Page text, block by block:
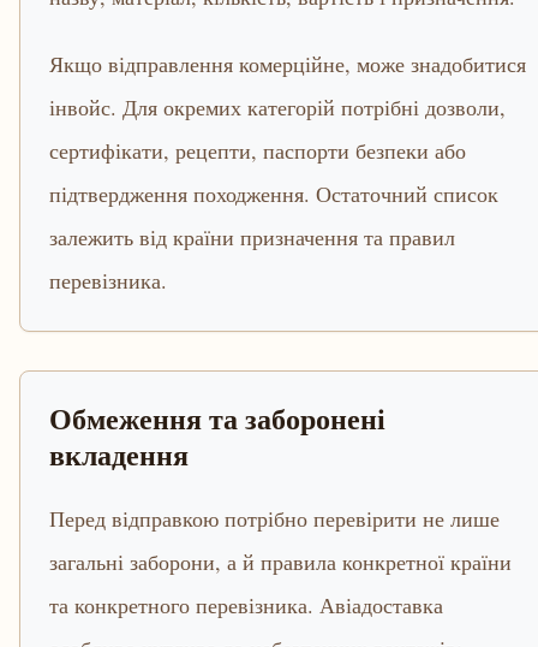
Якщо відправлення комерційне, може знадобитися
інвойс. Для окремих категорій потрібні дозволи,
сертифікати, рецепти, паспорти безпеки або
підтвердження походження. Остаточний список
залежить від країни призначення та правил
перевізника.
Обмеження та заборонені
вкладення
Перед відправкою потрібно перевірити не лише
загальні заборони, а й правила конкретної країни
та конкретного перевізника. Авіадоставка